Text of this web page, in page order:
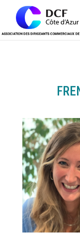
Panneau de gestion des